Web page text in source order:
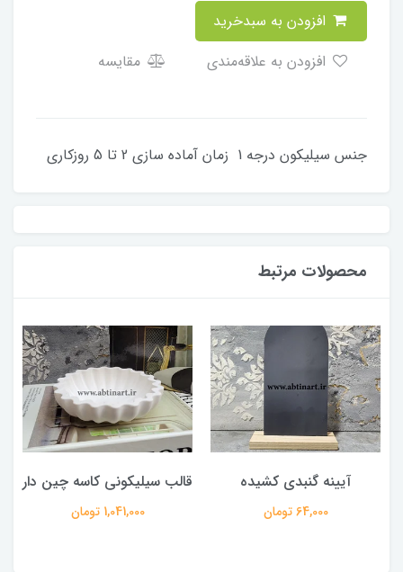
مقایسه
جنس سیلیکون درجه 1 زمان آماده سازی 2 تا 5 روزکاری
محصولات مرتبط
آیینه گنبدی کشیده
64,000 تومان
قالب سیلیکونی کاسه چین دار
1,041,000 تومان